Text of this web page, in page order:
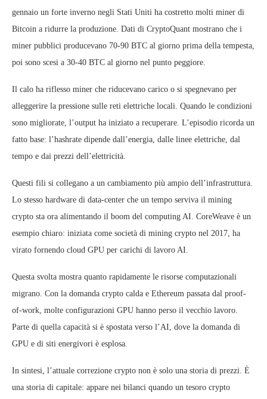
gennaio un forte inverno negli Stati Uniti ha costretto molti miner di
Bitcoin a ridurre la produzione. Dati di CryptoQuant mostrano che i
miner pubblici producevano 70-90 BTC al giorno prima della tempesta,
poi sono scesi a 30-40 BTC al giorno nel punto peggiore.
Il calo ha riflesso miner che riducevano carico o si spegnevano per
alleggerire la pressione sulle reti elettriche locali. Quando le condizioni
sono migliorate, l’output ha iniziato a recuperare. L’episodio ricorda un
fatto base: l’hashrate dipende dall’energia, dalle linee elettriche, dal
tempo e dai prezzi dell’elettricità.
Questi fili si collegano a un cambiamento più ampio dell’infrastruttura.
Lo stesso hardware di data-center che un tempo serviva il mining
crypto sta ora alimentando il boom del computing AI. CoreWeave è un
esempio chiaro: iniziata come società di mining crypto nel 2017, ha
virato fornendo cloud GPU per carichi di lavoro AI.
Questa svolta mostra quanto rapidamente le risorse computazionali
migrano. Con la domanda crypto calda e Ethereum passata dal proof-
of-work, molte configurazioni GPU hanno perso il vecchio lavoro.
Parte di quella capacità si è spostata verso l’AI, dove la domanda di
GPU e di siti energivori è esplosa.
In sintesi, l’attuale correzione crypto non è solo una storia di prezzi. È
una storia di capitale: appare nei bilanci quando un tesoro crypto